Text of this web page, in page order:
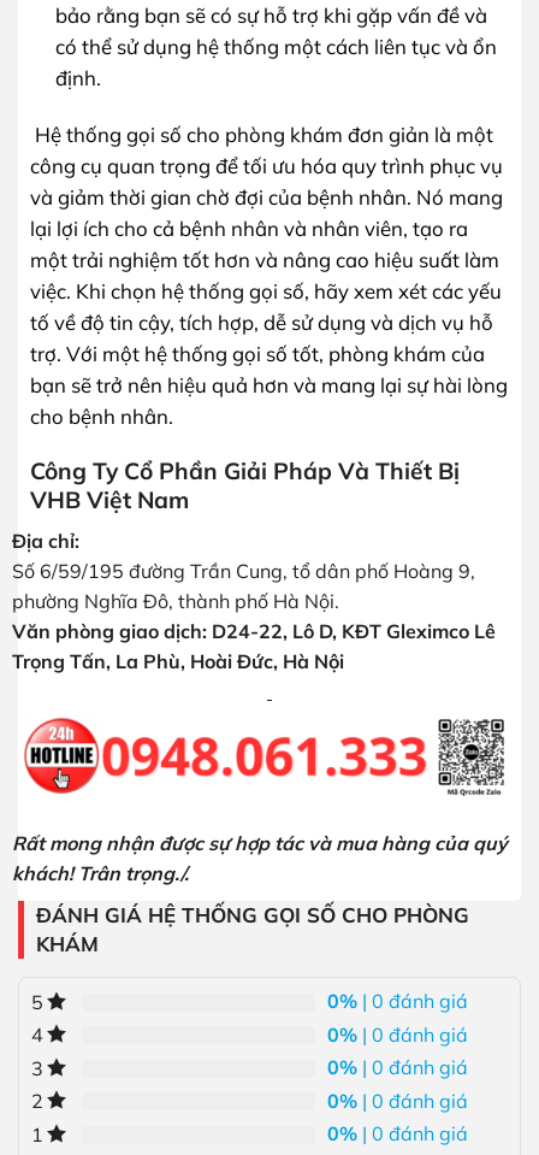
bảo rằng bạn sẽ có sự hỗ trợ khi gặp vấn đề và
có thể sử dụng hệ thống một cách liên tục và ổn
định.
Hệ thống gọi số cho phòng khám đơn giản là một
công cụ quan trọng để tối ưu hóa quy trình phục vụ
và giảm thời gian chờ đợi của bệnh nhân. Nó mang
lại lợi ích cho cả bệnh nhân và nhân viên, tạo ra
một trải nghiệm tốt hơn và nâng cao hiệu suất làm
việc. Khi chọn hệ thống gọi số, hãy xem xét các yếu
tố về độ tin cậy, tích hợp, dễ sử dụng và dịch vụ hỗ
trợ. Với một hệ thống gọi số tốt, phòng khám của
bạn sẽ trở nên hiệu quả hơn và mang lại sự hài lòng
cho bệnh nhân.
Công Ty Cổ Phần Giải Pháp Và Thiết Bị
VHB Việt Nam
Địa chỉ:
Số 6/59/195 đường Trần Cung, tổ dân phố Hoàng 9,
phường Nghĩa Đô, thành phố Hà Nội.
Văn phòng giao dịch: D24-22, Lô D, KĐT Gleximco Lê
Trọng Tấn, La Phù, Hoài Đức, Hà Nội
Rất mong nhận được sự hợp tác và mua hàng của quý
khách! Trân trọng./.
ĐÁNH GIÁ HỆ THỐNG GỌI SỐ CHO PHÒNG
KHÁM
5 0% | 0 đánh giá
4
0% | 0 đánh giá
3
0% | 0 đánh giá
2
0% | 0 đánh giá
1
0% | 0 đánh giá